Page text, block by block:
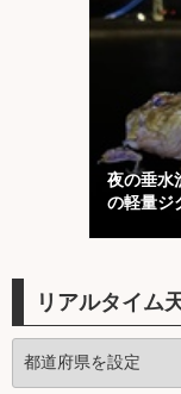
夜の垂水
の軽量ジ
リアルタイム